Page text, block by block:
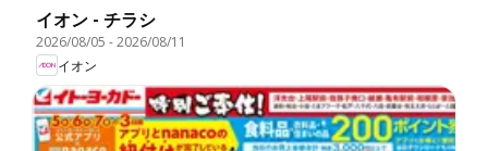
イオン - チラシ
2026/08/05 -2026/08/11
イオン